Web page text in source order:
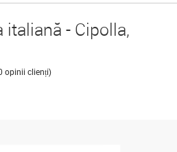
italiană - Cipolla,
opinii clienți)